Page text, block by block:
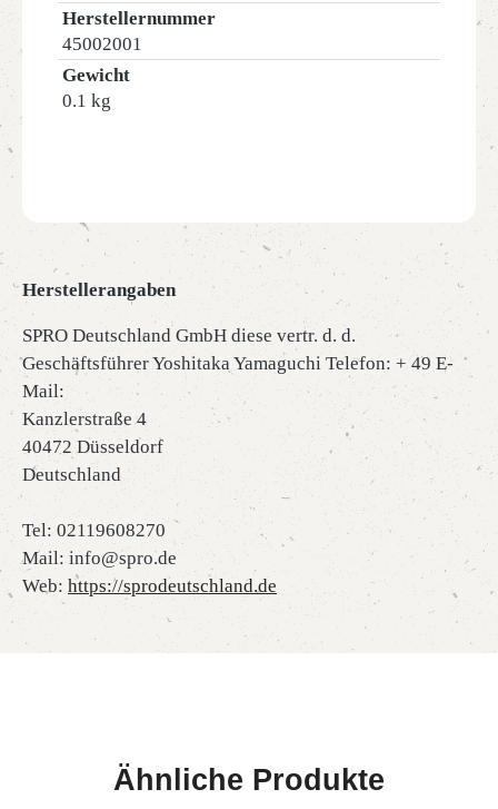
Herstellernummer
45002001
Gewicht
0.1 kg
Herstellerangaben
SPRO Deutschland GmbH diese vertr. d. d.
Geschäftsführer Yoshitaka Yamaguchi Telefon: + 49 E-
Mail:
Kanzlerstraße 4
40472 Düsseldorf
Deutschland
Tel: 02119608270
Mail: info@spro.de
Web: https://sprodeutschland.de
Ähnliche Produkte